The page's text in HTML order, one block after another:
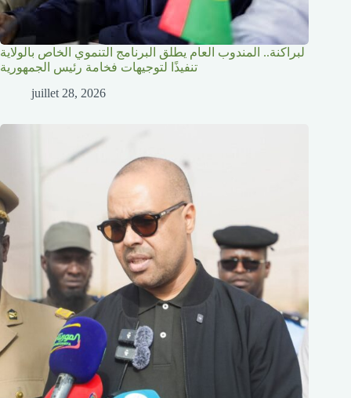
لبراكنة.. المندوب العام يطلق البرنامج التنموي الخاص بالولاية
تنفيذًا لتوجيهات فخامة رئيس الجمهورية
juillet 28, 2026